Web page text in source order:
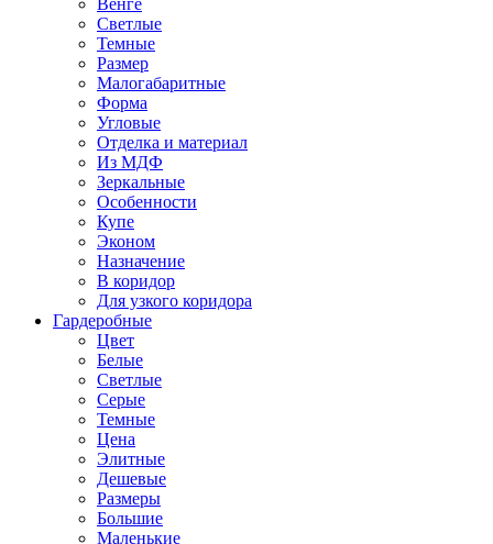
Венге
Светлые
Темные
Размер
Малогабаритные
Форма
Угловые
Отделка и материал
Из МДФ
Зеркальные
Особенности
Купе
Эконом
Назначение
В коридор
Для узкого коридора
Гардеробные
Цвет
Белые
Светлые
Серые
Темные
Цена
Элитные
Дешевые
Размеры
Большие
Маленькие